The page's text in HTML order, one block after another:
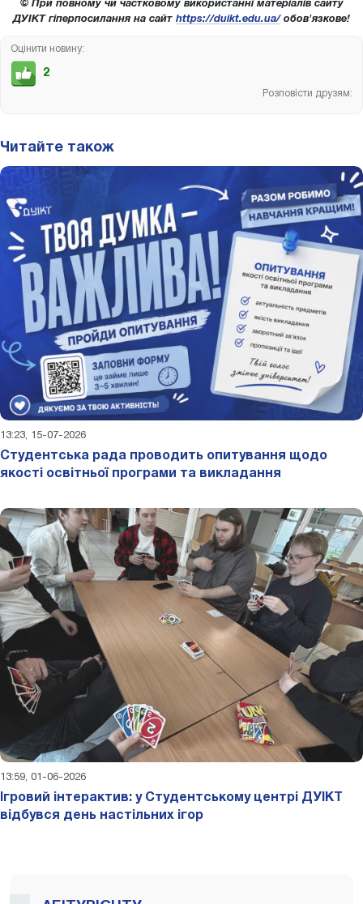
© При повному чи частковому використанні матеріалів сайту
ДУІКТ гіперпосилання на сайт https://duikt.edu.ua/ обов'язкове!
Оцінити новину:
2
Розповісти друзям:
Читайте також
13:23, 15-07-2026
Студентська рада проводить опитування щодо
якості освітньої програми та викладання
13:59, 01-06-2026
Ігровий інтерактив: у Студентському центрі ДУІКТ
відбувся день настільних ігор